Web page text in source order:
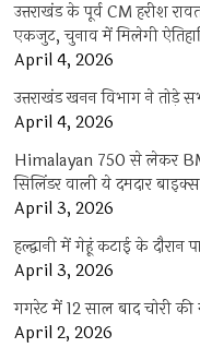
उत्तराखंड के पूर्व CM हरीश
एकजुट, चुनाव में मिलेगी
April 4, 2026
उत्तराखंड खनन विभाग ने तोड़े
April 4, 2026
Himalayan 750 से लेकर
सिलिंडर वाली ये दमदार बाइक्स
April 3, 2026
हल्द्वानी में गेहूं कटाई के दौरान
April 3, 2026
गगरेट में 12 साल बाद चोरी की
April 2, 2026